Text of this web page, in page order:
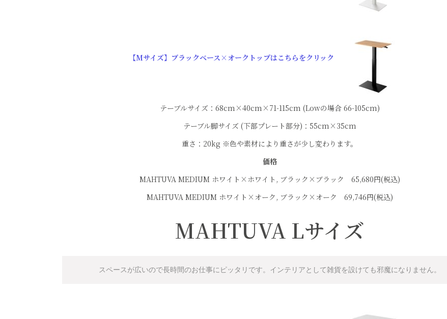
【Mサイズ】ブラックベース×オークトップはこちらをクリック
テーブルサイズ：68cm×40cm×71-115cm (Lowの場合 66-105cm)
テーブル脚サイズ (下部プレート部分)：55cm×35cm
重さ：20kg ※色や素材により重さが少し変わります。
価格
MAHTUVA MEDIUM ホワイト×ホワイト, ブラック×ブラック 65,680円(税込)
MAHTUVA MEDIUM ホワイト×オーク, ブラック×オーク 69,746円(税込)
MAHTUVA Lサイズ
スペースが広いので長時間のお仕事にピッタリです。インテリアとして雑貨を設けても邪魔になりません。